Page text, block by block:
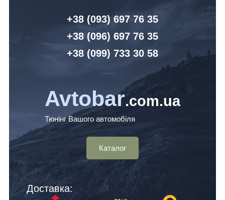
+38 (093) 697 76 35
+38 (096) 697 76 35
+38 (099) 733 30 58
Avtobar.com.ua
Тюнінг Вашого автомобіля
Каталог
Доставка: